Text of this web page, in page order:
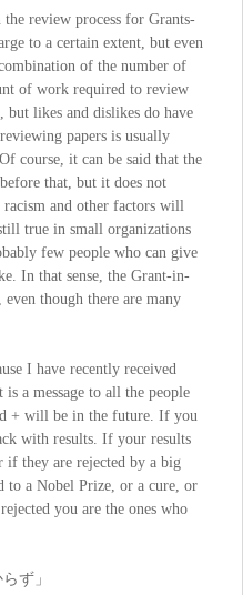
review process for Grants-
to a certain extent, but even
of the number of
of work required to review
likes and dislikes do have
papers is usually
course, it can be said that the
that, but it does not
and other factors will
true in small organizations
few people who can give
In that sense, the Grant-in-
though there are many
I have recently received
a message to all the people
+ will be in the future. If you
with results. If your results
if they are rejected by a big
to a Nobel Prize, or a cure, or
you are the ones who
ず」